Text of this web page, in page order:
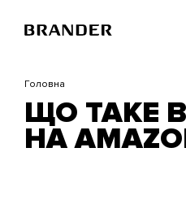
основного
Головна
ЩО ТАКЕ
НА